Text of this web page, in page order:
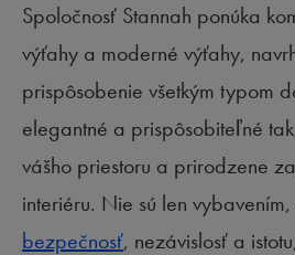
Spoločnosť Stannah ponúka
výťahy a moderné výťahy,
prispôsobenie všetkým typom
elegantné a prispôsobiteľné
vášho priestoru a prirodzene
interiéru. Nie sú len
bezpečnosť, nezávislosť a